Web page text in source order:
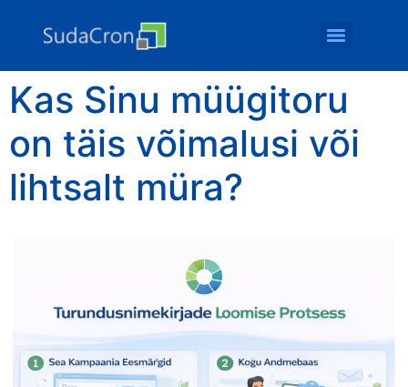
Kas Sinu müügitoru
on täis võimalusi või
lihtsalt müra?